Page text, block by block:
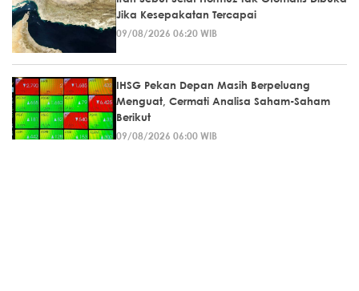
Jika Kesepakatan Tercapai
09/08/2026 06:20 WIB
IHSG Pekan Depan Masih Berpeluang
Menguat, Cermati Analisa Saham-Saham
Berikut
09/08/2026 06:00 WIB